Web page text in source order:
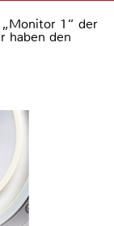
1“ der
haben den